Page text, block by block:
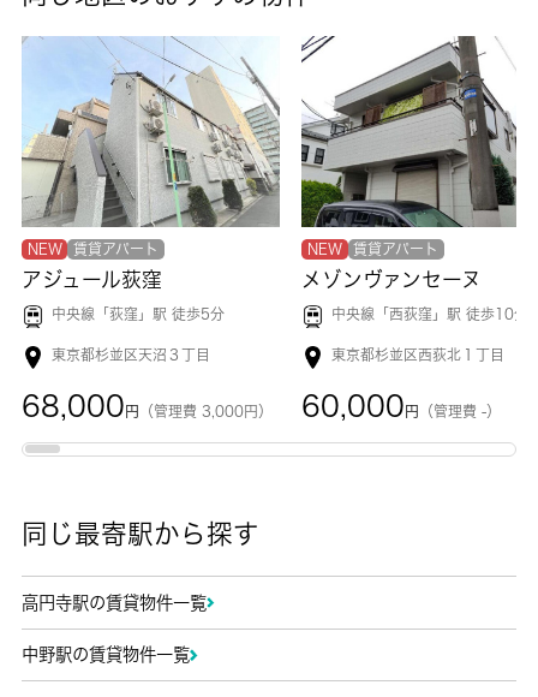
NEW 賃貸アパート
アジュール荻窪
中央線「 荻窪 」駅 徒歩5分
東京都杉並区天沼３丁目
68,000 円 （管理費 3,000円）
NEW 賃貸アパート
メゾンヴァンセーヌ
中央線「西荻窪 」駅 徒歩10分
東京都杉並区西荻北１丁目
60,000 円 （管理費 -）
同じ最寄駅から探す
高円寺駅の賃貸物件一覧
中野駅の賃貸物件一覧